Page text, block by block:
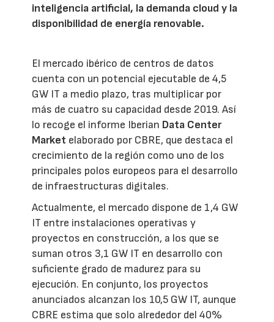
inteligencia artificial, la demanda cloud y la
disponibilidad de energía renovable.
El mercado ibérico de centros de datos
cuenta con un potencial ejecutable de 4,5
GW IT a medio plazo, tras multiplicar por
más de cuatro su capacidad desde 2019. Así
lo recoge el informe Iberian Data Center
Market elaborado por CBRE, que destaca el
crecimiento de la región como uno de los
principales polos europeos para el desarrollo
de infraestructuras digitales.
Actualmente, el mercado dispone de 1,4 GW
IT entre instalaciones operativas y
proyectos en construcción, a los que se
suman otros 3,1 GW IT en desarrollo con
suficiente grado de madurez para su
ejecución. En conjunto, los proyectos
anunciados alcanzan los 10,5 GW IT, aunque
CBRE estima que solo alrededor del 40%